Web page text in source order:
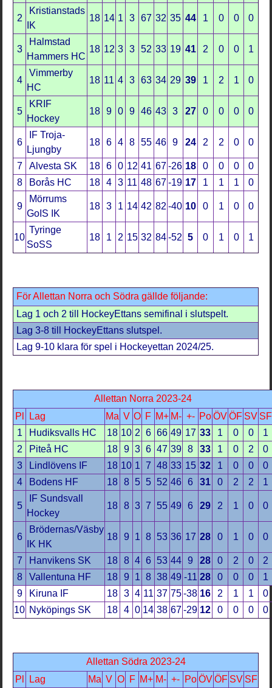
2
Kristianstads
IK
18 14 1 3 67 32 35 44 1 0 0 0
3
Halmstad
Hammers HC
18 12 3 3 52 33 19 41 2 0 0 1
4
Vimmerby
HC
18 11 4 3 63 34 29 39 1 2 1 0
5
KRIF
Hockey
18 9 0 9 46 43 3 27 0 0 0 0
6
IF Troja-
Ljungby
18 6 4 8 55 46 9 24 2 2 0 0
7 Alvesta SK 18 6 0 12 41 67 -26 18 0 0 0
0
8
Borås HC 18 4 3 11 48 67 -19 17 1 1 1 0
9
Mörrums
GoIS IK
18 3 1 14 42 82 -40 10 0 1 0 0
10
Tyringe
SoSS
18 1 2 15 32 84 -52 5 0 1 0 1
För Allettan Norra och Södra gällde följande:
Lag 1 och 2 till HockeyEttans semifinal i slutspelt.
Lag 3-8 till HockeyEttans slutspel.
Lag 9-10 klara för spel i Hockeyettan 2024/25.
Allettan Norra 2023-24
Pl
Lag Ma V O F M+ M- +- Po ÖV ÖF SV SF
1
Hudiksvalls HC 18 10 2 6 66 49 17 33 1 0 0
1
2
Piteå HC 18 9 3 6 47 39 8 33 1 0 2
0
3
Lindlövens IF 18 10 1 7 48 33 15 32 1 0 0
0
4
Bodens HF 18 8 5 5 52 46 6 31 0 2 2 1
5
IF Sundsvall
Hockey
18 8 3 7 55 49 6 29 2 1 0 0
6
Brödernas/Väsby
IK HK
18 9 1 8 53 36 17 28 0 1 0 0
7 Hanvikens SK 18 8 4 6 53 44 9 28 0 2 0
2
8
Vallentuna HF 18 9 1 8 38 49 -11 28 0 0 0
1
9
Kiruna IF 18 3 4 11 37 75 -38 16 2 1 1
0
10 Nyköpings SK 18 4 0 14 38 67 -29 12 0 0 0 0
Allettan Södra 2023-24
Pl
Lag Ma V O F M+ M- +- Po ÖV ÖF SV SF